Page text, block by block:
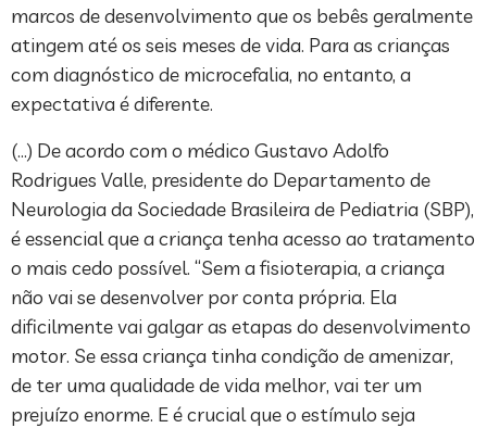
marcos de desenvolvimento que os bebês geralmente
atingem até os seis meses de vida. Para as crianças
com diagnóstico de microcefalia, no entanto, a
expectativa é diferente.
(…) De acordo com o médico Gustavo Adolfo
Rodrigues Valle, presidente do Departamento de
Neurologia da Sociedade Brasileira de Pediatria (SBP),
é essencial que a criança tenha acesso ao tratamento
o mais cedo possível. “Sem a fisioterapia, a criança
não vai se desenvolver por conta própria. Ela
dificilmente vai galgar as etapas do desenvolvimento
motor. Se essa criança tinha condição de amenizar,
de ter uma qualidade de vida melhor, vai ter um
prejuízo enorme. E é crucial que o estímulo seja